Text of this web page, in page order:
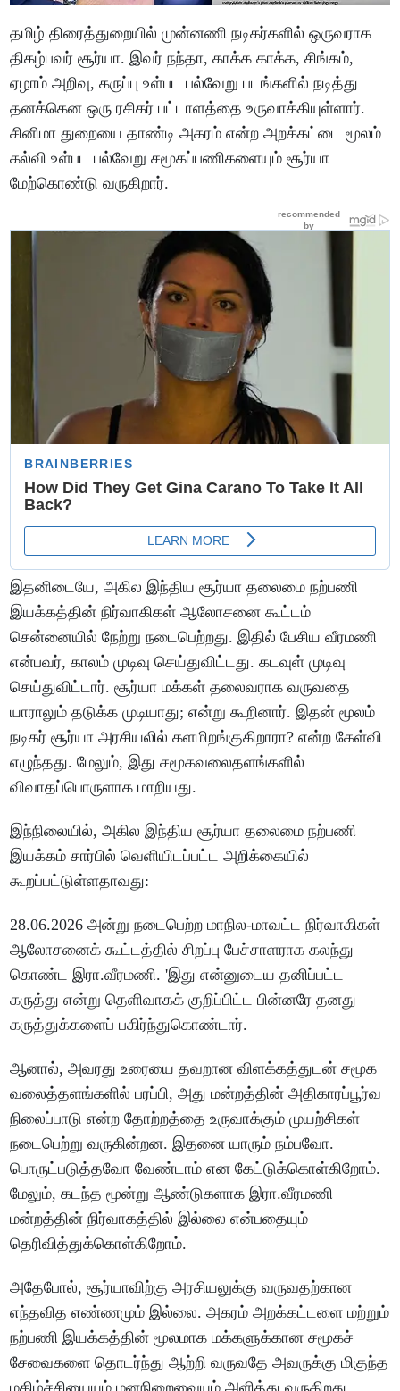
தமிழ் திரைத்துறையில் முன்னணி நடிகர்களில் ஒருவராக
திகழ்பவர் சூர்யா. இவர் நந்தா, காக்க காக்க, சிங்கம்,
ஏழாம் அறிவு, கருப்பு உள்பட பல்வேறு படங்களில் நடித்து
தனக்கென ஒரு ரசிகர் பட்டாளத்தை உருவாக்கியுள்ளார்.
சினிமா துறையை தாண்டி அகரம் என்ற அறக்கட்டை மூலம்
கல்வி உள்பட பல்வேறு சமூகப்பணிகளையும் சூர்யா
மேற்கொண்டு வருகிறார்.
இதனிடையே, அகில இந்திய சூர்யா தலைமை நற்பணி
இயக்கத்தின் நிர்வாகிகள் ஆலோசனை கூட்டம்
சென்னையில் நேற்று நடைபெற்றது. இதில் பேசிய வீரமணி
என்பவர், காலம் முடிவு செய்துவிட்டது. கடவுள் முடிவு
செய்துவிட்டார். சூர்யா மக்கள் தலைவராக வருவதை
யாராலும் தடுக்க முடியாது; என்று கூறினார். இதன் மூலம்
நடிகர் சூர்யா அரசியலில் களமிறங்குகிறாரா? என்ற கேள்வி
எழுந்தது. மேலும், இது சமூகவலைதளங்களில்
விவாதப்பொருளாக மாறியது.
இந்நிலையில், அகில இந்திய சூர்யா தலைமை நற்பணி
இயக்கம் சார்பில் வெளியிடப்பட்ட அறிக்கையில்
கூறப்பட்டுள்ளதாவது:
28.06.2026 அன்று நடைபெற்ற மாநில-மாவட்ட நிர்வாகிகள்
ஆலோசனைக் கூட்டத்தில் சிறப்பு பேச்சாளராக கலந்து
கொண்ட இரா.வீரமணி. 'இது என்னுடைய தனிப்பட்ட
கருத்து என்று தெளிவாகக் குறிப்பிட்ட பின்னரே தனது
கருத்துக்களைப் பகிர்ந்துகொண்டார்.
ஆனால், அவரது உரையை தவறான விளக்கத்துடன் சமூக
வலைத்தளங்களில் பரப்பி, அது மன்றத்தின் அதிகாரப்பூர்வ
நிலைப்பாடு என்ற தோற்றத்தை உருவாக்கும் முயற்சிகள்
நடைபெற்று வருகின்றன. இதனை யாரும் நம்பவோ.
பொருட்படுத்தவோ வேண்டாம் என கேட்டுக்கொள்கிறோம்.
மேலும், கடந்த மூன்று ஆண்டுகளாக இரா.வீரமணி
மன்றத்தின் நிர்வாகத்தில் இல்லை என்பதையும்
தெரிவித்துக்கொள்கிறோம்.
அதேபோல், சூர்யாவிற்கு அரசியலுக்கு வருவதற்கான
எந்தவித எண்ணமும் இல்லை. அகரம் அறக்கட்டளை மற்றும்
நற்பணி இயக்கத்தின் மூலமாக மக்களுக்கான சமூகச்
சேவைகளை தொடர்ந்து ஆற்றி வருவதே அவருக்கு மிகுந்த